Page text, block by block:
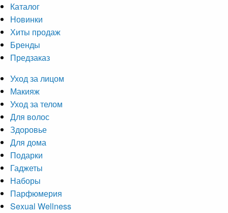
Каталог
Новинки
Хиты продаж
Бренды
Предзаказ
Уход за лицом
Макияж
Уход за телом
Для волос
Здоровье
Для дома
Подарки
Гаджеты
Наборы
Парфюмерия
Sexual Wellness